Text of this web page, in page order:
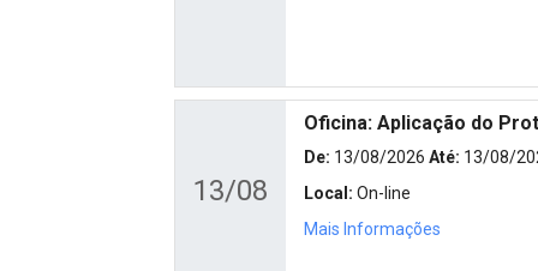
13/08
Oficina: Aplicação do
De: 13/08/2026 Até: 13/08/
Local: On-line
Mais Informações